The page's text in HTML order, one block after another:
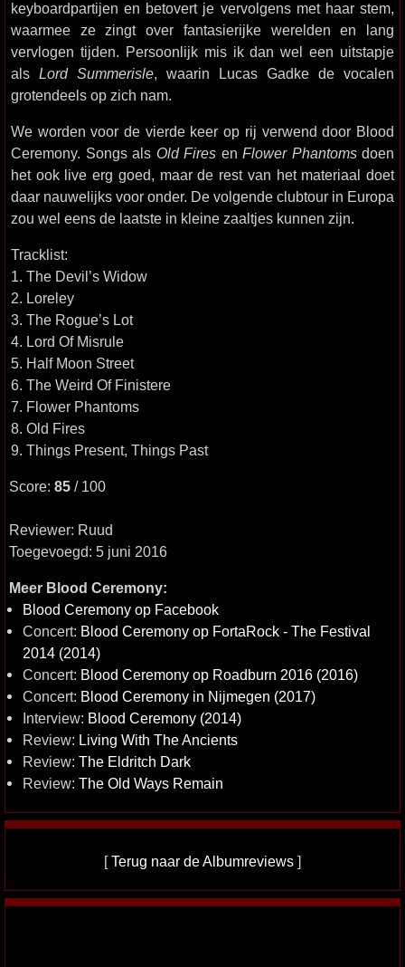
keyboardpartijen en betovert je vervolgens met haar stem,
waarmee ze zingt over fantasierijke werelden en lang
vervlogen tijden. Persoonlijk mis ik dan wel een uitstapje
als Lord Summerisle, waarin Lucas Gadke de vocalen
grotendeels op zich nam.
We worden voor de vierde keer op rij verwend door Blood
Ceremony. Songs als Old Fires en Flower Phantomsdoen
het ook live erg goed, maar de rest van het materiaal doet
daar nauwelijks voor onder. De volgende clubtour in Europa
zou wel eens de laatste in kleine zaaltjes kunnen zijn.
Tracklist:
1. The Devil’s Widow
2. Loreley
3. The Rogue’s Lot
4. Lord Of Misrule
5. Half Moon Street
6. The Weird Of Finistere
7. Flower Phantoms
8. Old Fires
9. Things Present, Things Past
Score: 85 / 100
Reviewer: Ruud
Toegevoegd: 5 juni 2016
Meer Blood Ceremony:
Blood Ceremony op Facebook
Concert: Blood Ceremony op FortaRock - The Festival
2014 (2014)
Concert: Blood Ceremony op Roadburn 2016 (2016)
Concert: Blood Ceremony in Nijmegen (2017)
Interview: Blood Ceremony (2014)
Review: Living With The Ancients
Review: The Eldritch Dark
Review: The Old Ways Remain
[Terug naar de Albumreviews ]